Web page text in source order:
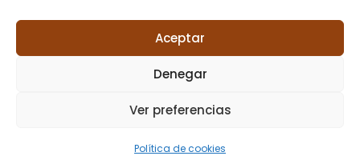
Aceptar
Denegar
Ver preferencias
Política de cookies